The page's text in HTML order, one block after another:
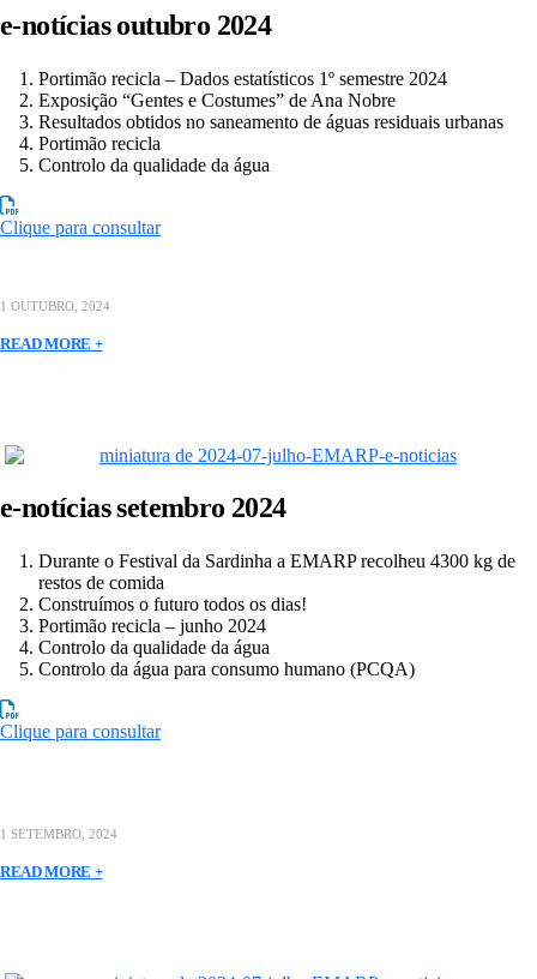
e-notícias outubro 2024
Portimão recicla – Dados estatísticos 1º semestre 2024
Exposição “Gentes e Costumes” de Ana Nobre
Resultados obtidos no saneamento de águas residuais urbanas
Portimão recicla
Controlo da qualidade da água
Clique para consultar
1 OUTUBRO, 2024
READ MORE +
e-notícias setembro 2024
Durante o Festival da Sardinha a EMARP recolheu 4300 kg de
restos de comida
Construímos o futuro todos os dias!
Portimão recicla – junho 2024
Controlo da qualidade da água
Controlo da água para consumo humano (PCQA)
Clique para consultar
1 SETEMBRO, 2024
READ MORE +